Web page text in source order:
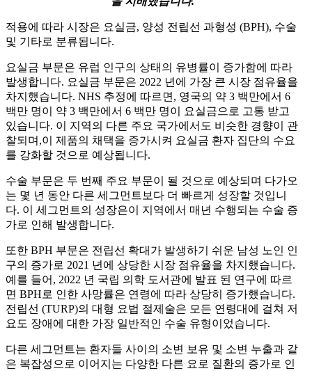
적용에 따라 시장은 요실금, 양성 전립선 과형성 (BPH), 수술
및 기타로 분류됩니다.
요실금 부문은 유럽 인구의 상태의 유병률이 증가함에 따라
발생합니다. 요실금 부문은 2022 년에 가장 큰 시장 점유율을
차지했습니다. NHS 추정에 따르면, 영국의 약 3 백만에서 6
백만 명이 약 3 백만에서 6 백만 명이 요실금으로 고통 받고
있습니다. 이 지역의 다른 주요 국가에서도 비슷한 경향이 관
찰되며,이 제품의 채택을 증가시켜 요실금 환자 집단의 수요
를 강화할 것으로 예상됩니다.
수술 부문은 두 번째 주요 부문이 될 것으로 예상되며 다가오
는 몇 년 동안 다른 세그먼트보다 더 빠르게 성장할 것입니
다. 이 세그먼트의 성장은이 지역에서 매년 수행되는 수술 증
가로 인해 발생합니다.
또한 BPH 부문은 전립선 확대가 발생하기 쉬운 남성 노인 인
구의 증가로 2021 년에 상당한 시장 점유율을 차지했습니다.
예를 들어, 2022 년 국립 의학 도서관에 발표 된 연구에 따르
면 BPH로 인한 사망률은 연령에 따라 상당히 증가했습니다.
전립선 (TURP)의 대형 요법 절제술은 모든 연령대에 걸쳐 저
요도 장애에 대한 가장 일반적인 수술 유형이었습니다.
다른 세그먼트는 환자들 사이의 소변 보유 및 소변 누출과 같
은 복잡성으로 이어지는 다양한 다른 요로 질환의 증가로 인